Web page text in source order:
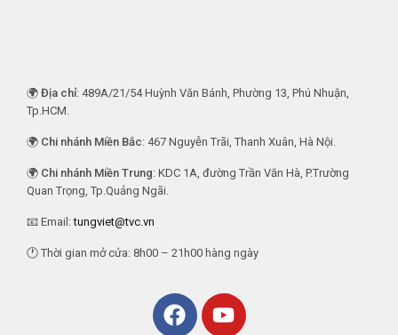
🌍 Địa chỉ: 489A/21/54 Huỳnh Văn Bánh, Phường 13, Phú Nhuận,
Tp.HCM.
🌍 Chi nhánh Miền Bắc: 467 Nguyễn Trãi, Thanh Xuân, Hà Nội.
🌍 Chi nhánh Miền Trung: KDC 1A, đường Trần Văn Hà, P.Trường
Quan Trọng, Tp.Quảng Ngãi.
📧 Email:tungviet@tvc.vn
🕐 Thời gian mở cửa: 8h00 – 21h00 hàng ngày